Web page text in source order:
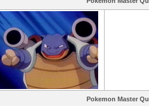
Pokemon Master